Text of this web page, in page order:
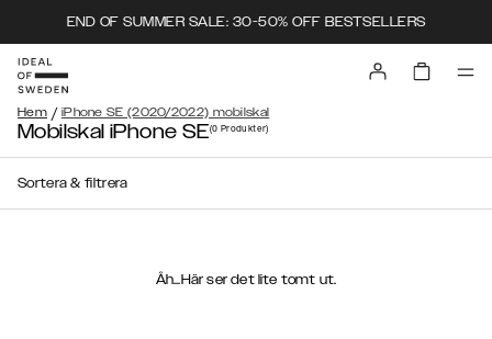
END OF SUMMER SALE: 30-50% OFF BESTSELLERS
Hem / iPhone SE (2020/2022) mobilskal
Mobilskal iPhone SE(0 Produkter)
Sortera & filtrera
Åh...Här ser det lite tomt ut.